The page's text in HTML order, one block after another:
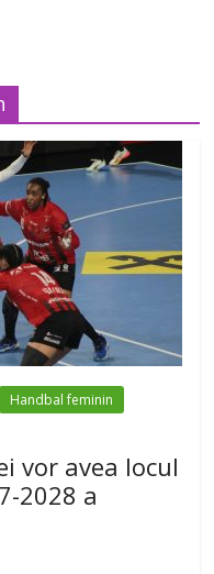
Handbal feminin
vor avea locul
2028 a